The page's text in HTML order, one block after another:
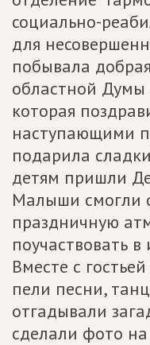
социально-
для
побывала
областной
которая
наступающими
подарила
детям пришли
Малыши смогли
праздничную
поучаствовать
Вместе с
пели песни,
отгадывали
сделали фото